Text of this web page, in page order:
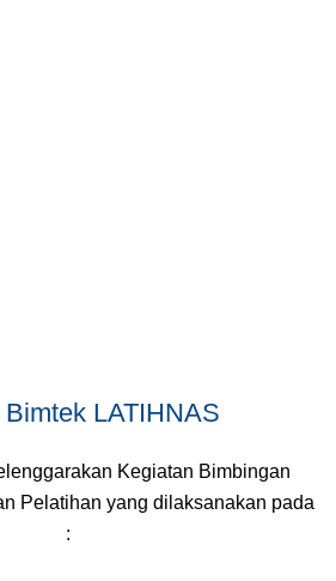
LATIHNAS
Kegiatan Bimbingan
Pelatihan yang dilaksanakan pada
: